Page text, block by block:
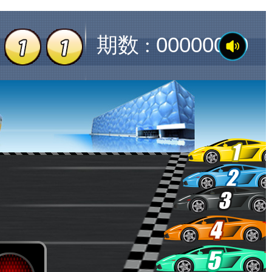
期数 :00000000